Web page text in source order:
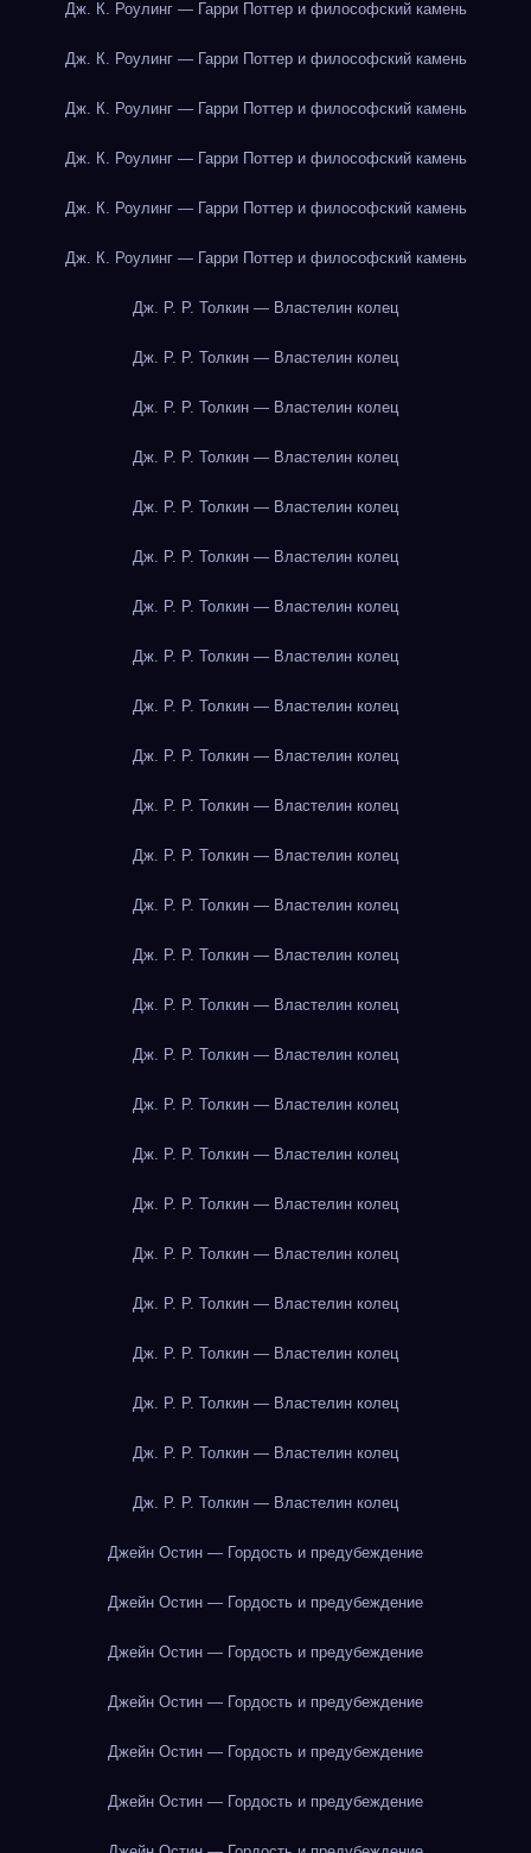
Дж. К. Роулинг — Гарри Поттер и философский камень
Дж. К. Роулинг — Гарри Поттер и философский камень
Дж. К. Роулинг — Гарри Поттер и философский камень
Дж. К. Роулинг — Гарри Поттер и философский камень
Дж. К. Роулинг — Гарри Поттер и философский камень
Дж. К. Роулинг — Гарри Поттер и философский камень
Дж. Р. Р. Толкин — Властелин колец
Дж. Р. Р. Толкин — Властелин колец
Дж. Р. Р. Толкин — Властелин колец
Дж. Р. Р. Толкин — Властелин колец
Дж. Р. Р. Толкин — Властелин колец
Дж. Р. Р. Толкин — Властелин колец
Дж. Р. Р. Толкин — Властелин колец
Дж. Р. Р. Толкин — Властелин колец
Дж. Р. Р. Толкин — Властелин колец
Дж. Р. Р. Толкин — Властелин колец
Дж. Р. Р. Толкин — Властелин колец
Дж. Р. Р. Толкин — Властелин колец
Дж. Р. Р. Толкин — Властелин колец
Дж. Р. Р. Толкин — Властелин колец
Дж. Р. Р. Толкин — Властелин колец
Дж. Р. Р. Толкин — Властелин колец
Дж. Р. Р. Толкин — Властелин колец
Дж. Р. Р. Толкин — Властелин колец
Дж. Р. Р. Толкин — Властелин колец
Дж. Р. Р. Толкин — Властелин колец
Дж. Р. Р. Толкин — Властелин колец
Дж. Р. Р. Толкин — Властелин колец
Дж. Р. Р. Толкин — Властелин колец
Дж. Р. Р. Толкин — Властелин колец
Дж. Р. Р. Толкин — Властелин колец
Джейн Остин — Гордость и предубеждение
Джейн Остин — Гордость и предубеждение
Джейн Остин — Гордость и предубеждение
Джейн Остин — Гордость и предубеждение
Джейн Остин — Гордость и предубеждение
Джейн Остин — Гордость и предубеждение